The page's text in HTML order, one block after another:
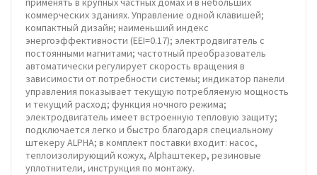
коммерческих зданиях. Управление одной клавишей;
компактный дизайн; наименьший индекс
энергоэффективности (EEI=0.17); электродвигатель с
постоянными магнитами; частотный преобразователь
автоматически регулирует скорость вращения в
зависимости от потребности системы; индикатор панели
управления показывает текущую потребляемую мощность
и текущий расход; функция ночного режима;
электродвигатель имеет встроенную тепловую защиту;
подключается легко и быстро благодаря специальному
штекеру ALPHA; в комплект поставки входит: насос,
теплоизолирующий кожух, Alphaштекер, резиновые
уплотнители, инструкция по монтажу.